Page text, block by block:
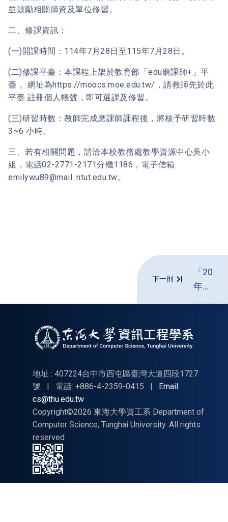
並鼓勵相關師資及單位修習。
二、修課資訊：
(一)開課時間：114年7月28日至115年7月28日。
(二)修課平臺：本課程上架於教育部「edu磨課師+」平
臺， 網址為https://moocs.moe.edu.tw/，請教師先於此
平臺 註冊個人帳號，即可選課及修習。
(三)研習時數：教師完成磨課師課程後，將核予研習時數
3~6 小時。
三、若有相關問題，請洽本校教務處教學資源中心吳小
姐，電話02-2771-2171分機1186，電子信箱
emilywu89@mail. ntut.edu.tw。
下一則
「2025
年臺
暨全
會
議
年10
地址 : 407224台中市西屯區臺灣大道四段1727
號
| 電話: +886-4-2359-0415 |
Email:
cs@thu.edu.tw
Copyright©2026 東海大學資工系 Department of
Computer Science, Tunghai University. All rights
reserved